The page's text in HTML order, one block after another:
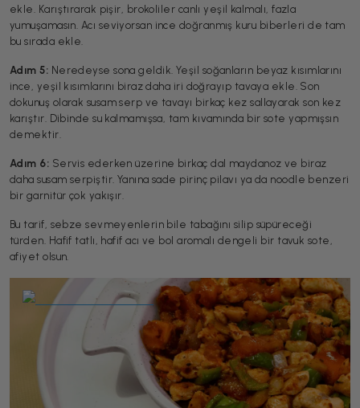
ekle. Karıştırarak pişir, brokoliler canlı yeşil kalmalı, fazla
yumuşamasın. Acı seviyorsan ince doğranmış kuru biberleri de tam
bu sırada ekle.
Adım 5: Neredeyse sona geldik. Yeşil soğanların beyaz kısımlarını
ince, yeşil kısımlarını biraz daha iri doğrayıp tavaya ekle. Son
dokunuş olarak susam serp ve tavayı birkaç kez sallayarak son kez
karıştır. Dibinde su kalmamışsa, tam kıvamında bir sote yapmışsın
demektir.
Adım 6: Servis ederken üzerine birkaç dal maydanoz ve biraz
daha susam serpiştir. Yanına sade pirinç pilavı ya da noodle benzeri
bir garnitür çok yakışır.
Bu tarif, sebze sevmeyenlerin bile tabağını silip süpüreceği
türden. Hafif tatlı, hafif acı ve bol aromalı dengeli bir tavuk sote,
afiyet olsun.